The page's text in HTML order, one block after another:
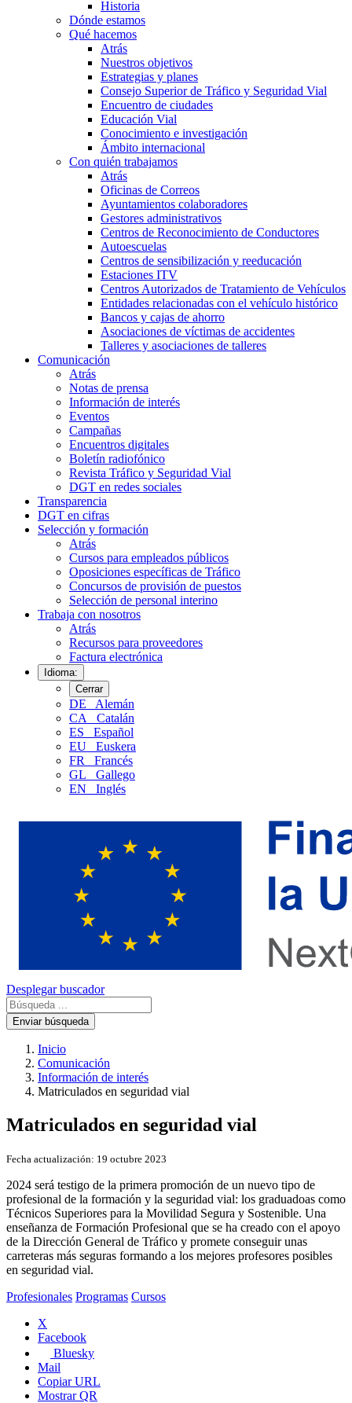
Historia
Dónde estamos
Qué hacemos
Atrás
Nuestros objetivos
Estrategias y planes
Consejo Superior de Tráfico y Seguridad Vial
Encuentro de ciudades
Educación Vial
Conocimiento e investigación
Ámbito internacional
Con quién trabajamos
Atrás
Oficinas de Correos
Ayuntamientos colaboradores
Gestores administrativos
Centros de Reconocimiento de Conductores
Autoescuelas
Centros de sensibilización y reeducación
Estaciones ITV
Centros Autorizados de Tratamiento de Vehículos
Entidades relacionadas con el vehículo histórico
Bancos y cajas de ahorro
Asociaciones de víctimas de accidentes
Talleres y asociaciones de talleres
Comunicación
Atrás
Notas de prensa
Información de interés
Eventos
Campañas
Encuentros digitales
Boletín radiofónico
Revista Tráfico y Seguridad Vial
DGT en redes sociales
Transparencia
DGT en cifras
Selección y formación
Atrás
Cursos para empleados públicos
Oposiciones específicas de Tráfico
Concursos de provisión de puestos
Selección de personal interino
Trabaja con nosotros
Atrás
Recursos para proveedores
Factura electrónica
Idioma:
Cerrar
DE
Alemán
CA
Catalán
ES
Español
EU
Euskera
FR
Francés
GL
Gallego
EN
Inglés
Desplegar buscador
Enviar búsqueda
Inicio
Comunicación
Información de interés
Matriculados en seguridad vial
Matriculados en seguridad vial
Fecha actualización: 19 octubre 2023
2024 será testigo de la primera promoción de un nuevo tipo de
profesional de la formación y la seguridad vial: los graduadoas como
Técnicos Superiores para la Movilidad Segura y Sostenible. Una
enseñanza de Formación Profesional que se ha creado con el apoyo
de la Dirección General de Tráfico y promete conseguir unas
carreteras más seguras formando a los mejores profesores posibles
en seguridad vial.
Profesionales Programas Cursos
X
Facebook
Bluesky
Mail
Copiar URL
Mostrar QR